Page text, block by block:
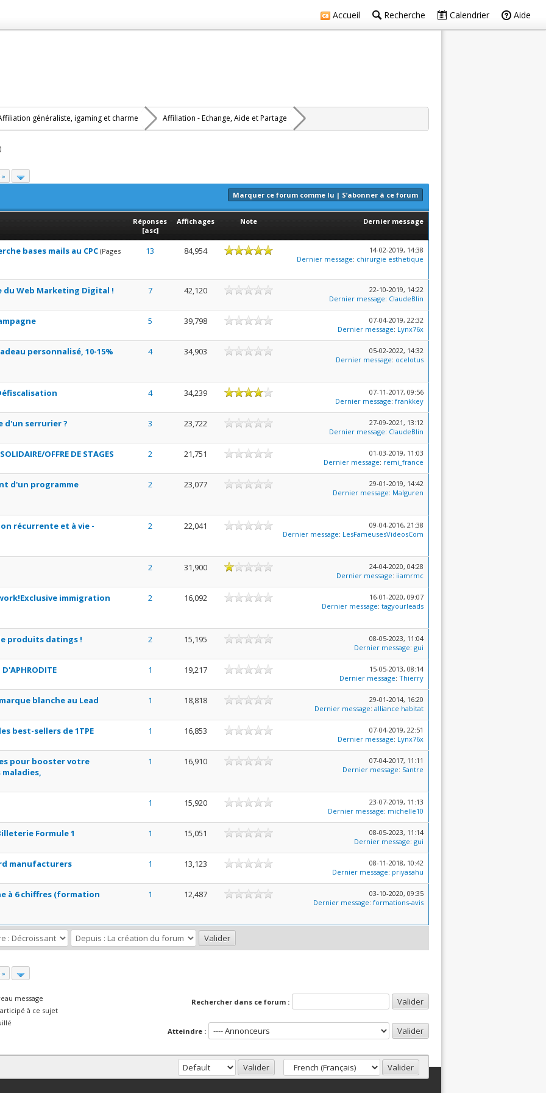
Accueil Recherche Calendrier Aide
généraliste, igaming et charme Affiliation - Echange, Aide et Partage
Marquer ce forum comme lu | S’abonner à ce forum
Réponses
[asc]
Affichages Note Dernier message
bases mails au CPC (Pages
13 84,954
14-02-2019, 14:38
Dernier message: chirurgie esthetique
Web Marketing Digital ! 7 42,120
22-10-2019, 14:22
Dernier message: ClaudeBlin
5 39,798
07-04-2019, 22:32
Dernier message: Lynx76x
personnalisé, 10-15%
4 34,903
05-02-2022, 14:32
Dernier message: ocelotus
4 34,239
07-11-2017, 09:56
Dernier message: frankkey
d'un serrurier ? 3 23,722
27-09-2021, 13:12
Dernier message: ClaudeBlin
OFFRE DE STAGES 2 21,751
01-03-2019, 11:03
Dernier message: remi_france
d'un programme
2 23,077
29-01-2019, 14:42
Dernier message: Malguren
récurrente et à vie -
2 22,041
09-04-2016, 21:38
Dernier message: LesFameusesVideosCom
2 31,900
24-04-2020, 04:28
Dernier message: iiamrmc
immigration
2 16,092
16-01-2020, 09:07
Dernier message: tagyourleads
produits datings ! 2 15,195
08-05-2023, 11:04
Dernier message: gui
D'APHRODITE 1 19,217
15-05-2013, 08:14
Dernier message: Thierry
blanche au Lead 1 18,818
29-01-2014, 16:20
Dernier message: alliance habitat
best-sellers de 1TPE 1 16,853
07-04-2019, 22:51
Dernier message: Lynx76x
pour booster votre
1 16,910
07-04-2017, 11:11
Dernier message: Santre
1 15,920
23-07-2019, 11:13
Dernier message: michelle10
Formule 1 1 15,051
08-05-2023, 11:14
Dernier message: gui
manufacturers 1 13,123
08-11-2018, 10:42
Dernier message: priyasahu
à 6 chiffres (formation
1 12,487
03-10-2020, 09:35
Dernier message: formations-avis
message
à ce sujet
Rechercher dans ce forum :
Atteindre :
Version bas-débit (Archivé) Syndication RSS